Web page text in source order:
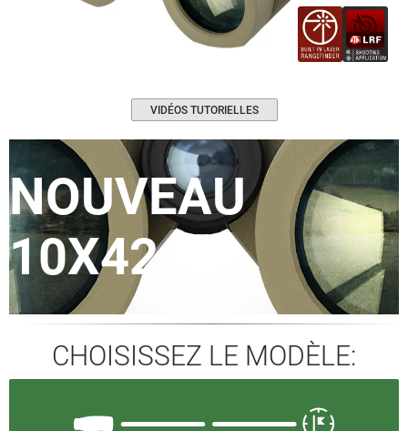
VIDÉOS TUTORIELLES
NOUVEAU
10X42
CHOISISSEZ LE MODÈLE: